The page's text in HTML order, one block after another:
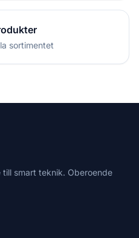
sortimentet
smart teknik. Oberoende